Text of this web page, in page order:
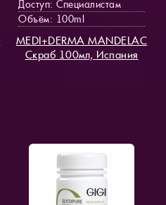
Доступ: Специалистам
Объём: 100ml
MEDI+DERMA MANDELAC
Скраб 100мл, Испания